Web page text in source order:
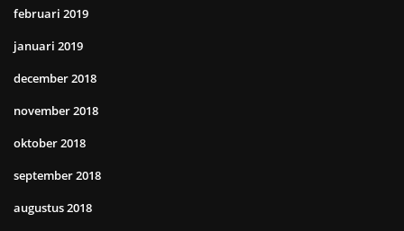
februari 2019
januari 2019
december 2018
november 2018
oktober 2018
september 2018
augustus 2018